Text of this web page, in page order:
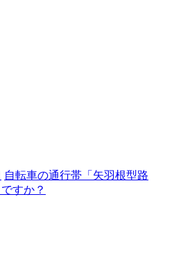
自転車の通行帯「矢羽根型路
すか？